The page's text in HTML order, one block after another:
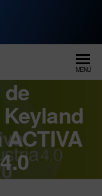
HUB
MENÚ